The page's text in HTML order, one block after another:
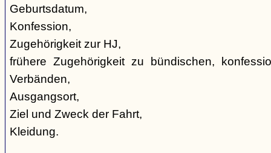
Geburtsdatum,
Konfession,
Zugehörigkeit zur HJ,
frühere Zugehörigkeit zu bündischen,
Verbänden,
Ausgangsort,
Ziel und Zweck der Fahrt,
Kleidung.